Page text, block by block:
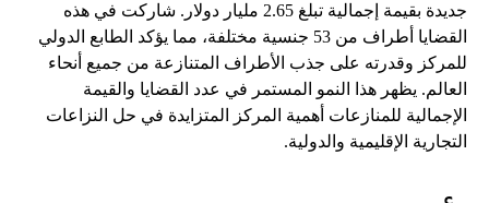
جديدة بقيمة إجمالية تبلغ 2.65 مليار دولار. شاركت في هذه
القضايا أطراف من 53 جنسية مختلفة، مما يؤكد الطابع الدولي
للمركز وقدرته على جذب الأطراف المتنازعة من جميع أنحاء
العالم. يظهر هذا النمو المستمر في عدد القضايا والقيمة
الإجمالية للمنازعات أهمية المركز المتزايدة في حل النزاعات
التجارية الإقليمية والدولية.